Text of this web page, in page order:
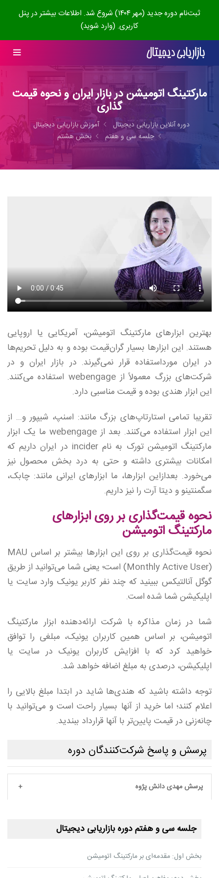
ثبت‌نام دوره جدید (مهر ۱۴۰۴) شروع شد. اطلاعات بیشتر در پنل
کاربری. (وارد شوید)
مارکتینگ اتومیشن در بازار ایران و نحوه قیمت
گذاری
دوره آنلاین بازاریابی دیجیتال
آموزش بازاریابی دیجیتال
جلسه سی و هفتم
بخش هشتم
بهترین ابزارهای مارکتینگ اتومیشن، آمریکایی یا اروپایی
هستند. این ابزارها بسیار گران‌قیمت بوده و به دلیل تحریم‌ها
در ایران مورداستفاده قرار نمی‌گیرند. در بازار ایران و در
شرکت‌های بزرگ معمولاً از webengage استفاده می‌کنند.
این ابزار هندی بوده و قیمت مناسبی دارد.
تقریبا تمامی استارتاپ‌های بزرگ مانند: اسنپ، شیپور و... از
این ابزار استفاده می‌کنند. بعد از webengage ما یک ابزار
مارکتینگ اتومیشن تورک به نام incider در ایران داریم که
امکانات بیشتری داشته و حتی به درد بخش محصول نیز
می‌خورد. بعدازاین ابزارها، ما ابزارهای ایرانی مانند: چابک،
سگمنتینو و دیتا آرت را نیز داریم.
نحوه قیمت‌گذاری بر روی ابزارهای
مارکتینگ اتومیشن
نحوه قیمت‌گذاری بر روی این ابزارها بیشتر بر اساس MAU
(Monthly Active User) است؛ یعنی شما می‌توانید از طریق
گوگل آنالتیکس ببینید که چند نفر کاربر یونیک وارد سایت یا
اپلیکیشن شما شده است.
شما در زمان مذاکره با شرکت ارائه‌دهنده ابزار مارکتینگ
اتومیشن، بر اساس همین کاربران یونیک، مبلغی را توافق
خواهید کرد که با افزایش کاربران یونیک در سایت یا
اپلیکیشن، درصدی به مبلغ اضافه خواهد شد.
توجه داشته باشید که هندی‌ها شاید در ابتدا مبلغ بالایی را
اعلام کنند؛ اما خرید از آنها بسیار راحت است و می‌توانید با
چانه‌زنی در قیمت پایین‌تر با آنها قرارداد ببندید.
پرسش و پاسخ شرکت‌کنندگان دوره
پرسش مهدی دانش پژوه
جلسه سی و هفتم دوره بازاریابی دیجیتال
بخش اول: مقدمه‌ای بر مارکتینگ اتومیشن